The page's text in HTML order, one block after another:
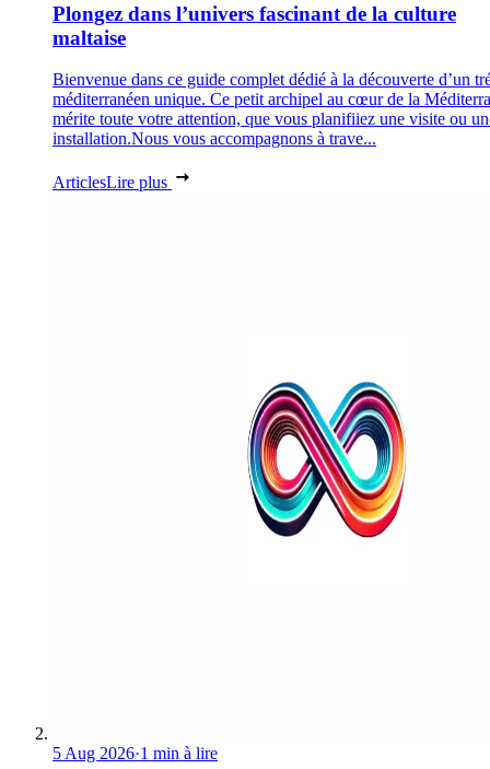
Plongez dans l’univers fascinant de la culture
maltaise
Bienvenue dans ce guide complet dédié à la découverte d’un
méditerranéen unique. Ce petit archipel au cœur de la
mérite toute votre attention, que vous planifiiez une visite ou
installation.Nous vous accompagnons à trave...
ArticlesLire plus
5 Aug 2026·1 min à lire